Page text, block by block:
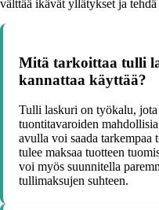
välttää ikävät yllätykset ja
Mitä tarkoittaa tulli
kannattaa käyttää?
Tulli laskuri on työkalu,
tuontitavaroiden
avulla voi saada
tulee maksaa tuotteen
voi myös suunnitella
tullimaksujen suhteen.